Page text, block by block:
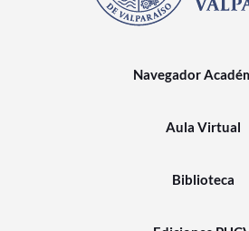
Navegador
Aula Virtual
Biblioteca